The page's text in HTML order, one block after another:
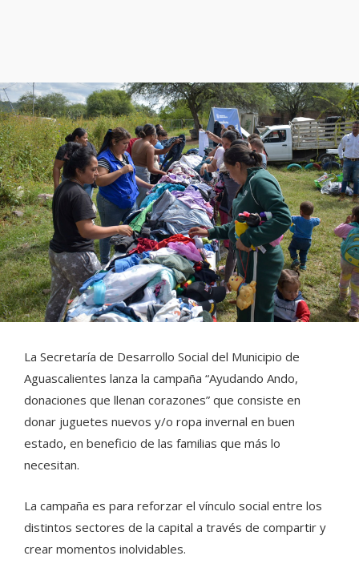
La Secretaría de Desarrollo Social del Municipio de
Aguascalientes lanza la campaña “Ayudando Ando,
donaciones que llenan corazones” que consiste en
donar juguetes nuevos y/o ropa invernal en buen
estado, en beneficio de las familias que más lo
necesitan.
La campaña es para reforzar el vínculo social entre los
distintos sectores de la capital a través de compartir y
crear momentos inolvidables.